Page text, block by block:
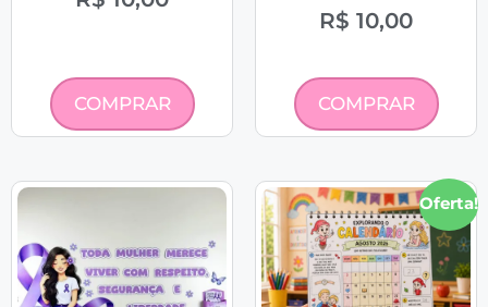
COMPRAR
R$ 10,00
COMPRAR
Oferta!